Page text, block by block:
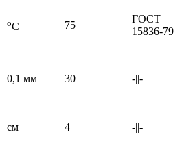
оС 75
ГОСТ
15836-79
0,1 мм 30 -||-
см 4 -||-